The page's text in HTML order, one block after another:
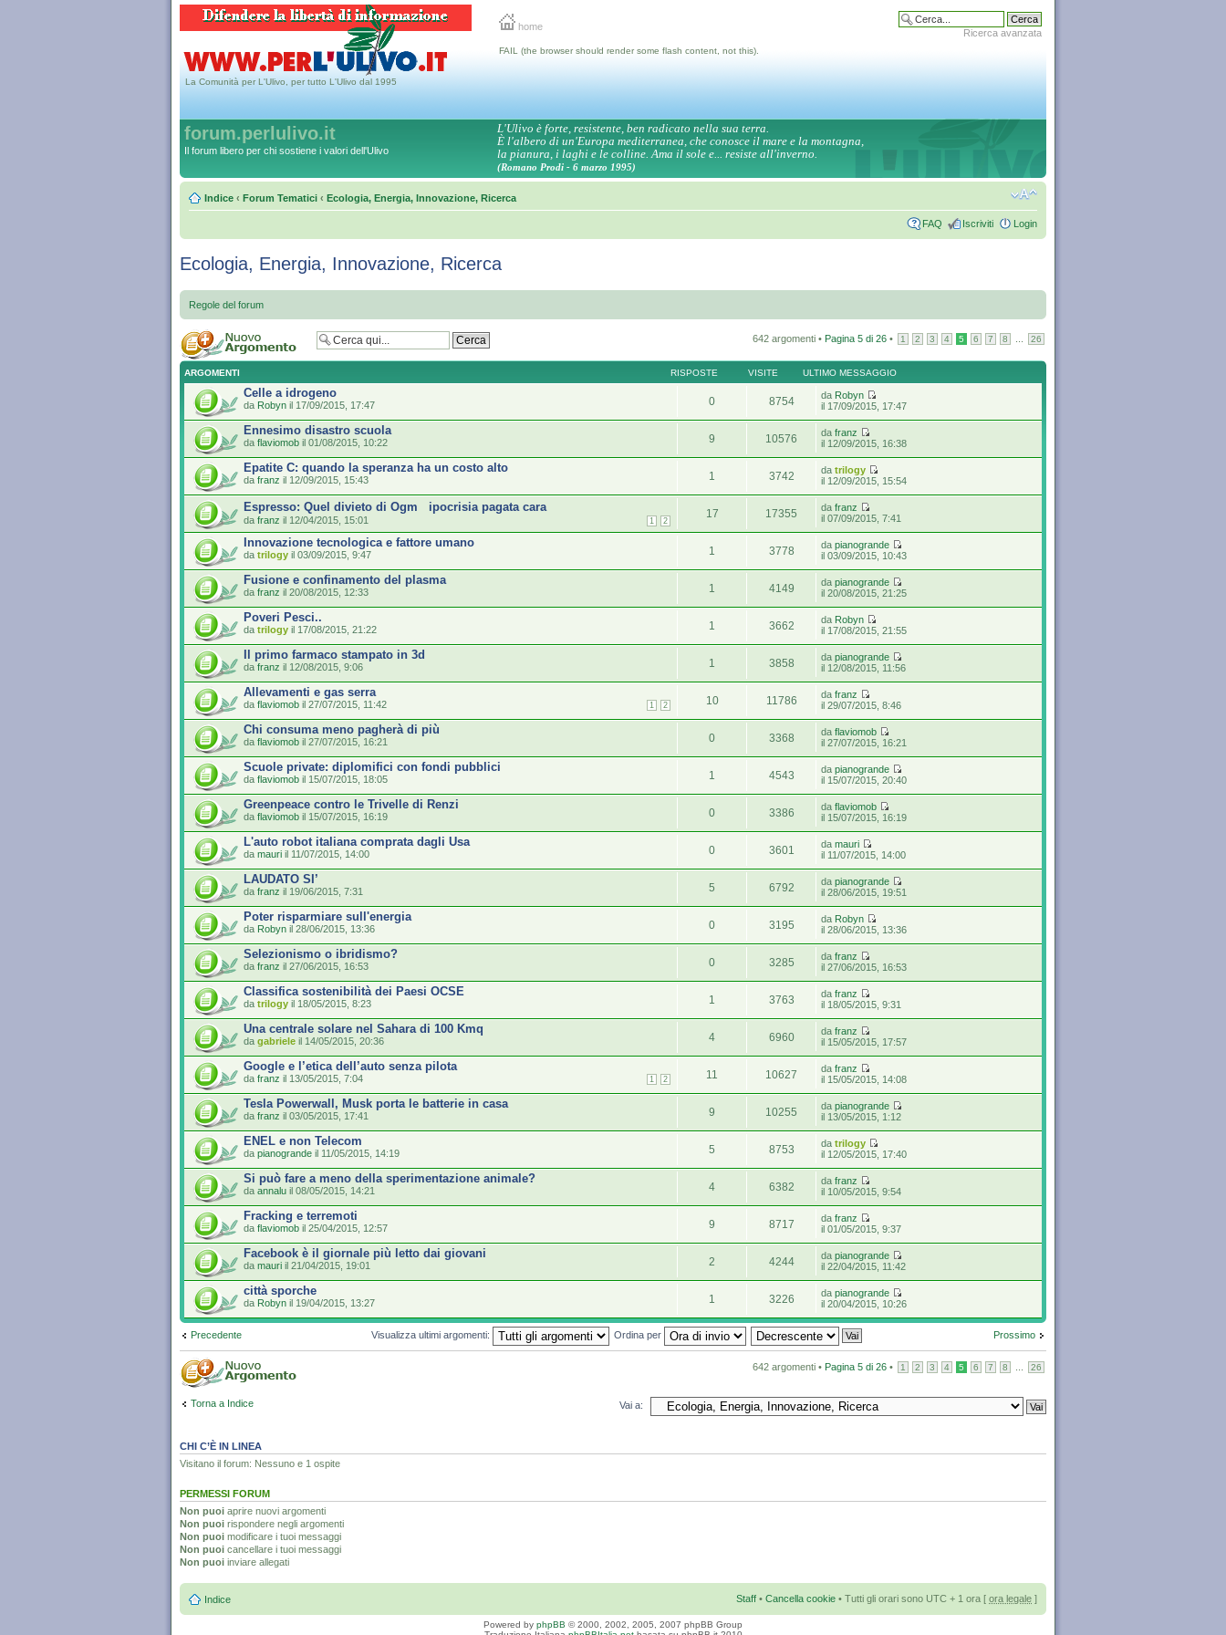
home
Ricerca avanzata
La Comunità per L'Ulivo, per tutto L'Ulivo dal 1995
FAIL (the browser should render some flash content, not this).
forum.perlulivo.it
Il forum libero per chi sostiene i valori dell'Ulivo
L'Ulivo è forte, resistente, ben radicato nella sua terra.
È l'albero di un'Europa mediterranea, che conosce il mare e la montagna,
la pianura, i laghi e le colline. Ama il sole e... resiste all'inverno.
(Romano Prodi - 6 marzo 1995)
Indice ‹ Forum Tematici ‹ Ecologia, Energia, Innovazione, Ricerca
FAQ Iscriviti Login
Ecologia, Energia, Innovazione, Ricerca
Regole del forum
642 argomenti • Pagina 5 di 26 • 1 2 3 4 5 6 7 8 26
ARGOMENTI RISPOSTE VISITE ULTIMO MESSAGGIO
Celle a idrogeno
da Robyn il 17/09/2015, 17:47 0 8754 da Robyn
il 17/09/2015, 17:47
Ennesimo disastro scuola
da flaviomob il 01/08/2015, 10:22 9 10576 dafranz
il 12/09/2015, 16:38
Epatite C: quando la speranza ha un costo alto
da franz il 12/09/2015, 15:43 1 3742 datrilogy
il 12/09/2015, 15:54
Espresso: Quel divieto di Ogm ipocrisia pagata cara
1 2
da franz il 12/04/2015, 15:01 17 17355 dafranz
il 07/09/2015, 7:41
Innovazione tecnologica e fattore umano
da trilogy il 03/09/2015, 9:47 1 3778 dapianogrande
il 03/09/2015, 10:43
Fusione e confinamento del plasma
da franz il 20/08/2015, 12:33 1 4149 dapianogrande
il 20/08/2015, 21:25
Poveri Pesci..
da trilogy il 17/08/2015, 21:22 1 3662 da Robyn
il 17/08/2015, 21:55
Il primo farmaco stampato in 3d
da franz il 12/08/2015, 9:06 1 3858 dapianogrande
il 12/08/2015, 11:56
Allevamenti e gas serra
1 2
da flaviomob il 27/07/2015, 11:42 10 11786 dafranz
il 29/07/2015, 8:46
Chi consuma meno pagherà di più
da flaviomob il 27/07/2015, 16:21 0 3368 daflaviomob
il 27/07/2015, 16:21
Scuole private: diplomifici con fondi pubblici
da flaviomob il 15/07/2015, 18:05 1 4543 dapianogrande
il 15/07/2015, 20:40
Greenpeace contro le Trivelle di Renzi
da flaviomob il 15/07/2015, 16:19 0 3386 daflaviomob
il 15/07/2015, 16:19
L'auto robot italiana comprata dagli Usa
da mauri il 11/07/2015, 14:00 0 3601 damauri
il 11/07/2015, 14:00
LAUDATO SI’
da franz il 19/06/2015, 7:31 5 6792 dapianogrande
il 28/06/2015, 19:51
Poter risparmiare sull'energia
da Robyn il 28/06/2015, 13:36 0 3195 da Robyn
il 28/06/2015, 13:36
Selezionismo o ibridismo?
da franz il 27/06/2015, 16:53 0 3285 dafranz
il 27/06/2015, 16:53
Classifica sostenibilità dei Paesi OCSE
da trilogy il 18/05/2015, 8:23 1 3763 dafranz
il 18/05/2015, 9:31
Una centrale solare nel Sahara di 100 Kmq
da gabriele il 14/05/2015, 20:36 4 6960 dafranz
il 15/05/2015, 17:57
Google e l’etica dell’auto senza pilota
1 2
da franz il 13/05/2015, 7:04 11 10627 dafranz
il 15/05/2015, 14:08
Tesla Powerwall, Musk porta le batterie in casa
da franz il 03/05/2015, 17:41 9 10255 dapianogrande
il 13/05/2015, 1:12
ENEL e non Telecom
da pianogrande il 11/05/2015, 14:19 5 8753 datrilogy
il 12/05/2015, 17:40
Si può fare a meno della sperimentazione animale?
da annalu il 08/05/2015, 14:21 4 6382 dafranz
il 10/05/2015, 9:54
Fracking e terremoti
da flaviomob il 25/04/2015, 12:57 9 8717 dafranz
il 01/05/2015, 9:37
Facebook è il giornale più letto dai giovani
da mauri il 21/04/2015, 19:01 2 4244 dapianogrande
il 22/04/2015, 11:42
città sporche
da Robyn il 19/04/2015, 13:27 1 3226 dapianogrande
il 20/04/2015, 10:26
Precedente Prossimo
Visualizza ultimi argomenti: Ordina per
642 argomenti • Pagina 5 di 26 • 1 2 3 4 5 6 7 8 26
Torna a Indice Vai a:
CHI C’È IN LINEA
Visitano il forum: Nessuno e 1 ospite
PERMESSI FORUM
Non puoi aprire nuovi argomenti
Non puoi rispondere negli argomenti
Non puoi modificare i tuoi messaggi
Non puoi cancellare i tuoi messaggi
Non puoi inviare allegati
Indice Staff • Cancella cookie • Tutti gli orari sono UTC + 1 ora [ ora legale ]
Powered by phpBB © 2000, 2002, 2005, 2007 phpBB Group